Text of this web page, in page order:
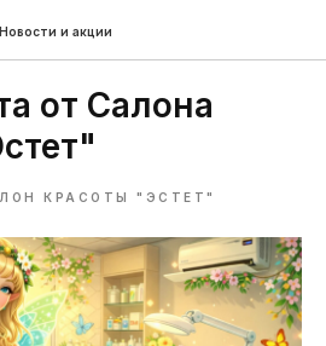
Новости и акции
от Салона
КРАСОТЫ "ЭСТЕТ"